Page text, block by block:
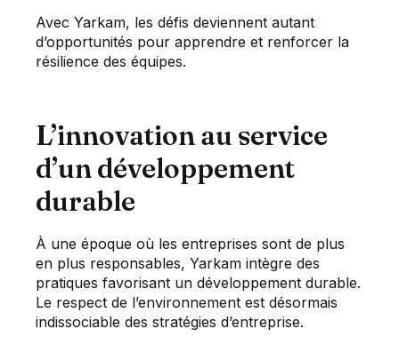
Avec Yarkam, les défis deviennent autant
d’opportunités pour apprendre et renforcer la
résilience des équipes.
L’innovation au service
d’un développement
durable
À une époque où les entreprises sont de plus
en plus responsables, Yarkam intègre des
pratiques favorisant un développement durable.
Le respect de l’environnement est désormais
indissociable des stratégies d’entreprise.